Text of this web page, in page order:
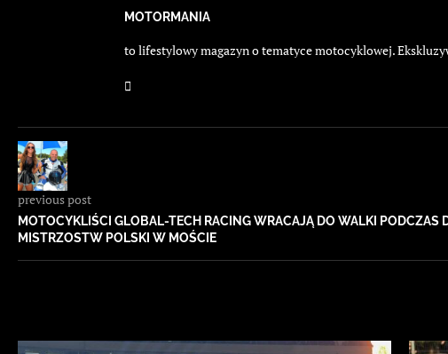
MOTORMANIA
to lifestylowy magazyn o tematyce motocyklowej.
previous post
MOTOCYKLIŚCI GLOBAL-TECH RACING WRACAJĄ DO WALKI PODCZAS
MISTRZOSTW POLSKI W MOŚCIE